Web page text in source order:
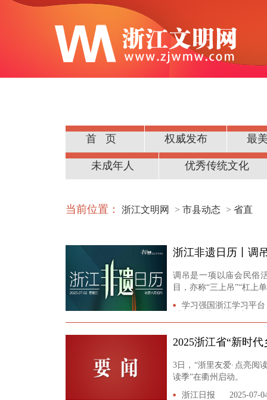
首页 权威发布 最
公民道德
未成年人 优秀传统文化
当前位置： 浙江文明网 > 市县动态 > 省直
浙江非遗日历丨调
调吊是一项以庙会民俗
目，亦称“三上吊”“杠上
学习强国浙江学习平台
2025浙江省“新时
3日，“浙里友爱·点亮阅
读季”在衢州启动。
浙江日报
2025-07-